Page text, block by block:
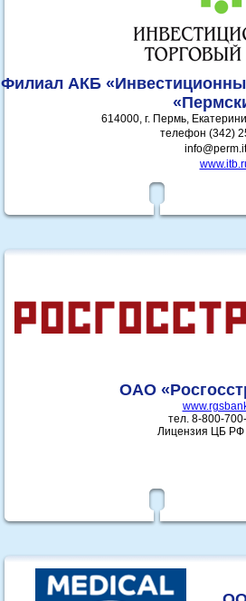
Филиал АКБ
614000, г. Пермь,
телефон (342)
ОАО
тел. 8-800-
Лицензия ЦБ